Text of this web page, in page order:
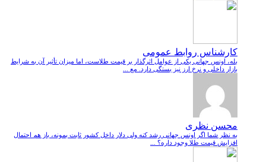
کارشناس روابط عمومی
بله، اونس جهانی یکی از عوامل اثرگذار بر قیمت طلاست، اما میزان تأثیر آن به شرایط
بازار داخلی و نرخ ارز نیز بستگی دارد. مع ...
محسن نظری
به نظر شما اگر اونس جهانی رشد کنه ولی دلار داخل کشور ثابت بمونه، باز هم احتمال
افزایش قیمت طلا وجود داره؟ ...